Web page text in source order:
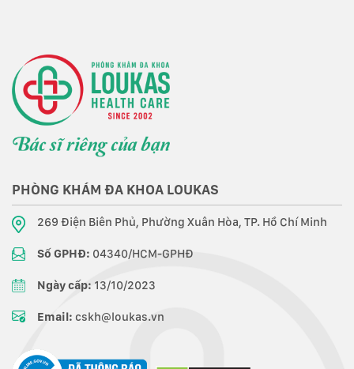
PHÒNG KHÁM ĐA KHOA LOUKAS
269 Điện Biên Phủ, Phường Xuân Hòa, TP. Hồ Chí Minh
Số GPHĐ: 04340/HCM-GPHĐ
Ngày cấp: 13/10/2023
Email: cskh@loukas.vn